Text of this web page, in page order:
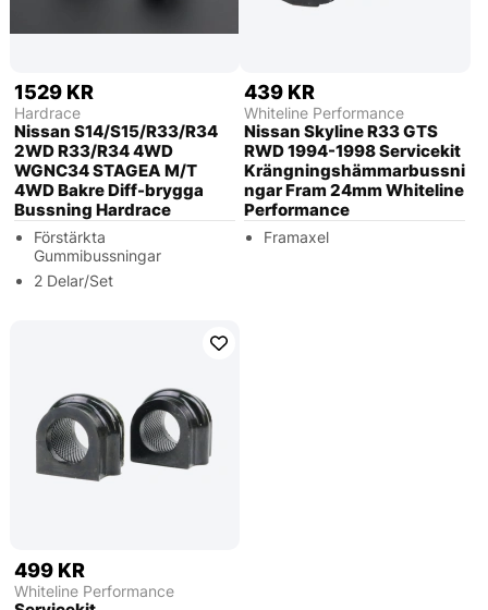
1529 KR
Hardrace
Nissan S14/S15/R33/R34
2WD R33/R34 4WD
WGNC34 STAGEA M/T
4WD Bakre Diff-brygga
Bussning Hardrace
Förstärkta
Gummibussningar
2 Delar/Set
439 KR
Whiteline Performance
Nissan Skyline R33 GTS
RWD 1994-1998 Servicekit
Krängningshämmarbussni
ngar Fram 24mm Whiteline
Performance
Framaxel
499 KR
Whiteline Performance